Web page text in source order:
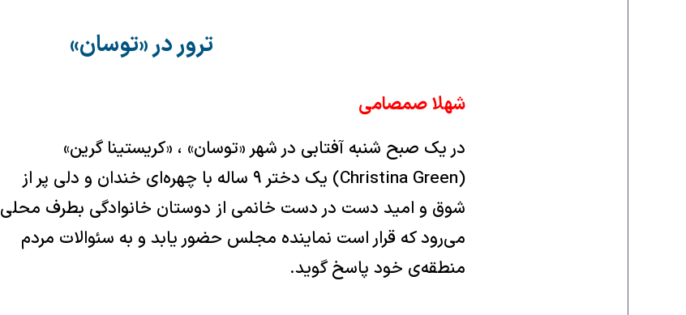
ترور در «توسان»
شهلا صمصامی
در یک صبح شنبه آفتابی در شهر «توسان» ، «کریستینا گرین»
(Christina Green) یک دختر ۹ ساله با چهره‌ای خندان و دلی پر از
شوق و امید دست در دست خانمی از دوستان خانوادگی بطرف محلی
می‌رود که قرار است نماینده مجلس حضور یابد و به سئوالات مردم
منطقه‌ی خود پاسخ گوید.